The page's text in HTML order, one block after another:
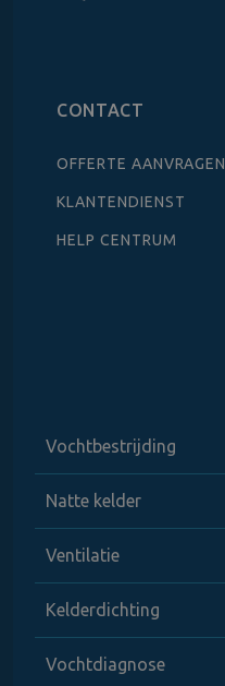
CONTACT
OFFERTE AANVRAGEN
KLANTENDIENST
HELP CENTRUM
Vochtbestrijding
Natte kelder
Ventilatie
Kelderdichting
Vochtdiagnose